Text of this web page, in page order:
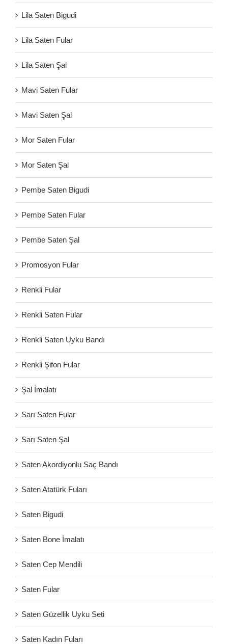
Lila Saten Bigudi
Lila Saten Fular
Lila Saten Şal
Mavi Saten Fular
Mavi Saten Şal
Mor Saten Fular
Mor Saten Şal
Pembe Saten Bigudi
Pembe Saten Fular
Pembe Saten Şal
Promosyon Fular
Renkli Fular
Renkli Saten Fular
Renkli Saten Uyku Bandı
Renkli Şifon Fular
Şal İmalatı
Sarı Saten Fular
Sarı Saten Şal
Saten Akordiyonlu Saç Bandı
Saten Atatürk Fuları
Saten Bigudi
Saten Bone İmalatı
Saten Cep Mendili
Saten Fular
Saten Güzellik Uyku Seti
Saten Kadın Fuları